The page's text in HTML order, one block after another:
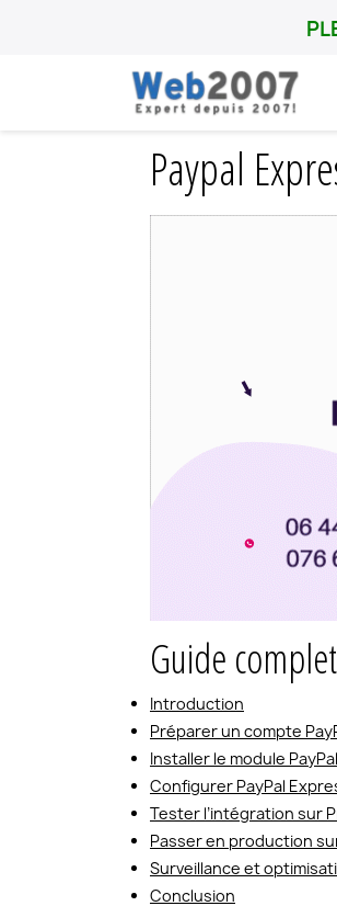
Inicio Prestashop
Paypal
Guide
Introduction
Préparer un compte
Installer le module
Configurer PayPal
Tester l’intégration sur
Passer en production
Surveillance et
Conclusion